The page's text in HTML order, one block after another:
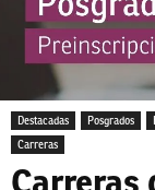
Destacadas Posgrados
Carreras